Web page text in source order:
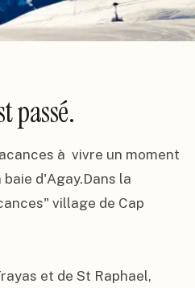
passé.
à  vivre un moment
d'Agay.Dans la
village de Cap
et de St Raphael,